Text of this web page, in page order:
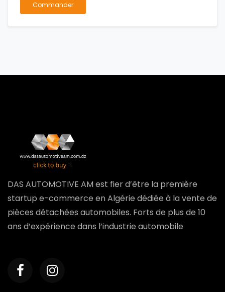
Commander
DAS AUTOMOTIVE AM est fier d’être la première
startup e-commerce en Algérie dédiée à la vente de
pièces détachées automobiles. Forts de plus de 10
ans d’expérience dans l’industrie automobile